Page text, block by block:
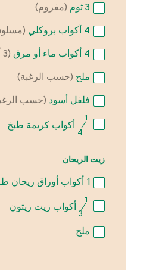
3ثوم (مفروم)
4 أكواب بروكلي (مسلوق
4 أكواب ماء أو مرق (3 أكواب لقوام أثقل)
ملح (حسب الرغبة)
فلفل أسود (حسب
1
⁄
4
أكواب كريمة طبخ
زيت الريحان
1 أكواب أوراق ريحان
1
⁄
3
أكواب زيت زيتون
ملح